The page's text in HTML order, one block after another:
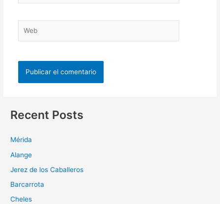
Recent Posts
Mérida
Alange
Jerez de los Caballeros
Barcarrota
Cheles